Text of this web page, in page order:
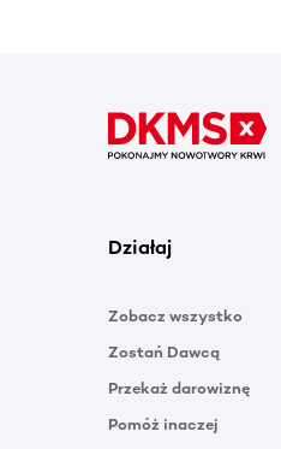
Działaj
Zobacz wszystko
Zostań Dawcą
Przekaż darowiznę
Pomóż inaczej